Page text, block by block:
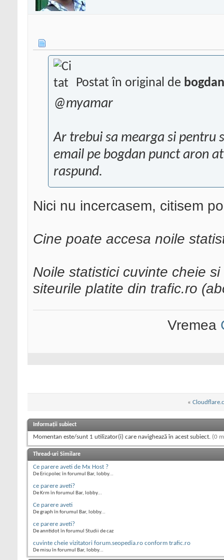
Postat în original de
@myamar
Ar trebui sa mearga si pentru
email pe bogdan punct aron
raspund.
Nici nu incercasem, citisem
Cine poate accesa noile
Noile statistici cuvinte cheie
siteurile platite din trafic.ro
Vremea
«
Informații subiect
Momentan este/sunt 1 utilizator(i) care navighează în acest subiect. (0
Thread-uri Similare
Ce parere aveti de Mx Host ?
De Ericpolec în forumul Bar, lobby...
ce parere aveti?
De Krm în forumul Bar, lobby...
Ce parere aveti
De graph în forumul Bar, lobby...
ce parere aveti?
De anntidot în forumul Studii de caz
cuvinte cheie vizitatori forum.seopedia.ro conform trafic.ro
De misu în forumul Bar, lobby...